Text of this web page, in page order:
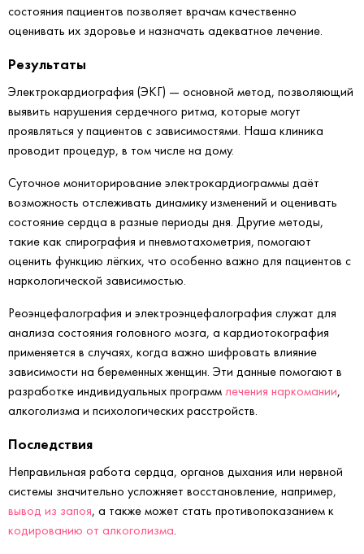
состояния пациентов позволяет врачам качественно
оценивать их здоровье и назначать адекватное лечение.
Результаты
Электрокардиография (ЭКГ) — основной метод, позволяющий
выявить нарушения сердечного ритма, которые могут
проявляться у пациентов с зависимостями. Наша клиника
проводит процедур, в том числе на дому.
Суточное мониторирование электрокардиограммы даёт
возможность отслеживать динамику изменений и оценивать
состояние сердца в разные периоды дня. Другие методы,
такие как спирография и пневмотахометрия, помогают
оценить функцию лёгких, что особенно важно для пациентов с
наркологической зависимостью.
Реоэнцефалография и электроэнцефалография служат для
анализа состояния головного мозга, а кардиотокография
применяется в случаях, когда важно шифровать влияние
зависимости на беременных женщин. Эти данные помогают в
разработке индивидуальных программ лечения наркомании,
алкоголизма и психологических расстройств.
Последствия
Неправильная работа сердца, органов дыхания или нервной
системы значительно усложняет восстановление, например,
вывод из запоя, а также может стать противопоказанием к
кодированию от алкоголизма.